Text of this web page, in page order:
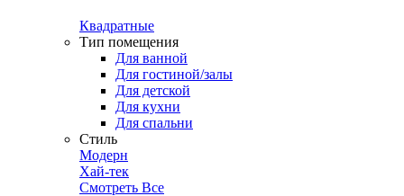
Квадратные
Тип помещения
Для ванной
Для гостиной/залы
Для детской
Для кухни
Для спальни
Стиль
Модерн
Хай-тек
Смотреть Все